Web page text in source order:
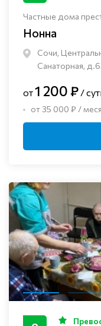
Частные дома
Нонна
Сочи,
Санаторная,
от1 200 ₽ /
от 35 000 ₽ /